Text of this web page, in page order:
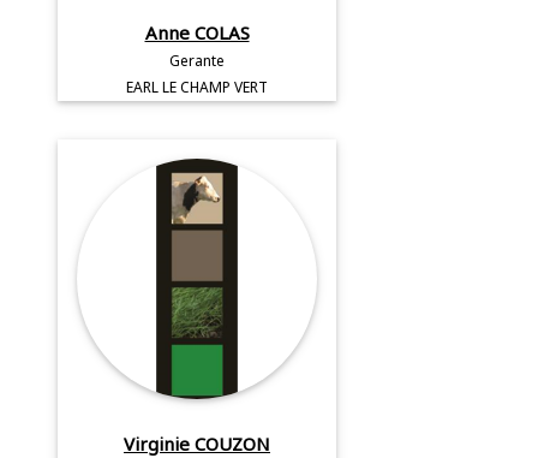
Anne COLAS
Gerante
EARL LE CHAMP VERT
Virginie COUZON